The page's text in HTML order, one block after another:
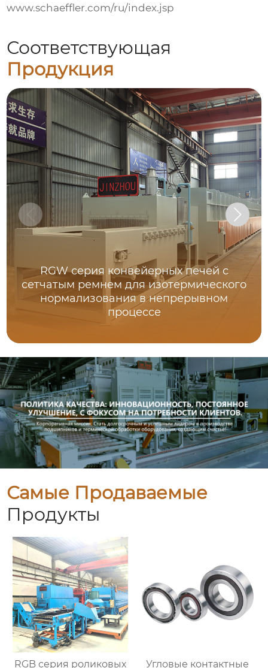
www.schaeffler.com/ru/index.jsp
Соответствующая
Продукция
RGW серия конвейерных печей с
сетчатым ремнем для изотермического
нормализования в непрерывном
процессе
Самые Продаваемые
Продукты
RGB серия роликовых Угловые контактные